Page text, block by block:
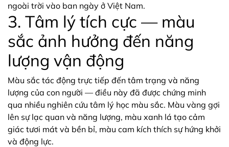
ngoài trời vào ban ngày ở Việt Nam.
3. Tâm lý tích cực — màu
sắc ảnh hưởng đến năng
lượng vận động
Màu sắc tác động trực tiếp đến tâm trạng và năng
lượng của con người — điều này đã được chứng minh
qua nhiều nghiên cứu tâm lý học màu sắc. Màu vàng gợi
lên sự lạc quan và năng lượng, màu xanh lá tạo cảm
giác tươi mát và bền bỉ, màu cam kích thích sự hứng khởi
và động lực.